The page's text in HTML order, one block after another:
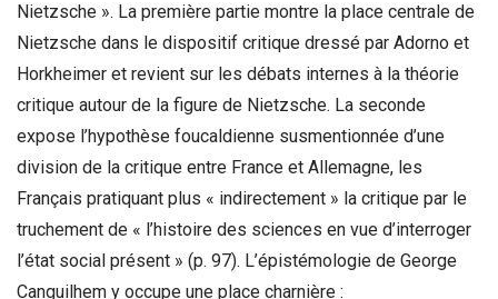
Nietzsche ». La première partie montre la place centrale de
Nietzsche dans le dispositif critique dressé par Adorno et
Horkheimer et revient sur les débats internes à la théorie
critique autour de la figure de Nietzsche. La seconde
expose l’hypothèse foucaldienne susmentionnée d’une
division de la critique entre France et Allemagne, les
Français pratiquant plus « indirectement » la critique par le
truchement de « l’histoire des sciences en vue d’interroger
l’état social présent » (p. 97). L’épistémologie de George
Canguilhem y occupe une place charnière :